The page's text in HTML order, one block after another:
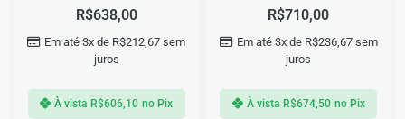
R$638,00
Em até 3x de R$212,67 sem
juros
À vista R$606,10 no Pix
R$710,00
Em até 3x de R$236,67sem
juros
À vista R$674,50 no Pix